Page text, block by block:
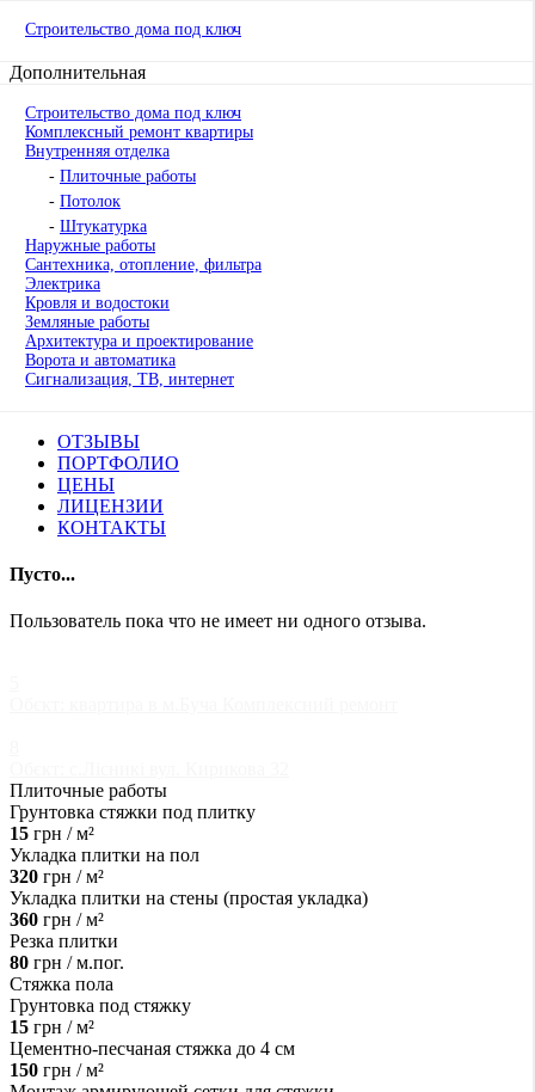
Строительство дома под ключ
Дополнительная
Строительство дома под ключ
Комплексный ремонт квартиры
Внутренняя отделка
- Плиточные работы
- Потолок
- Штукатурка
Наружные работы
Сантехника, отопление, фильтра
Электрика
Кровля и водостоки
Земляные работы
Архитектура и проектирование
Ворота и автоматика
Сигнализация, ТВ, интернет
ОТЗЫВЫ
ПОРТФОЛИО
ЦЕНЫ
ЛИЦЕНЗИИ
КОНТАКТЫ
Пусто...
Пользователь пока что не имеет ни одного отзыва.
Плиточные работы
Грунтовка стяжки под плитку
15 грн / м²
Укладка плитки на пол
320 грн / м²
Укладка плитки на стены (простая укладка)
360 грн / м²
Резка плитки
80 грн / м.пог.
Стяжка пола
Грунтовка под стяжку
15 грн / м²
Цементно-песчаная стяжка до 4 см
150 грн / м²